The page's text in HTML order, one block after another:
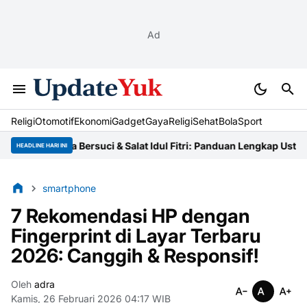
Ad
ReligiOtomotifEkonomiGadgetGayaReligiSehatBolaSport
HEADLINE HARI INI
Tata Cara Bersuci & Salat Idul Fitri: Panduan Lengkap UstazNiat
smartphone
7 Rekomendasi HP dengan
Fingerprint di Layar Terbaru
2026: Canggih & Responsif!
Oleh adra
Kamis, 26 Februari 2026 04:17 WIB